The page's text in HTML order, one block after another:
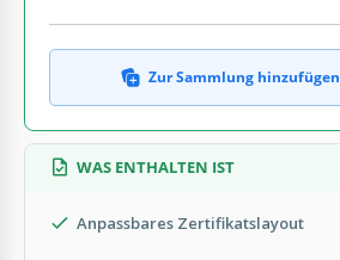
Zur Sammlung hinzufügen
WAS ENTHALTEN IST
Anpassbares Zertifikatslayout